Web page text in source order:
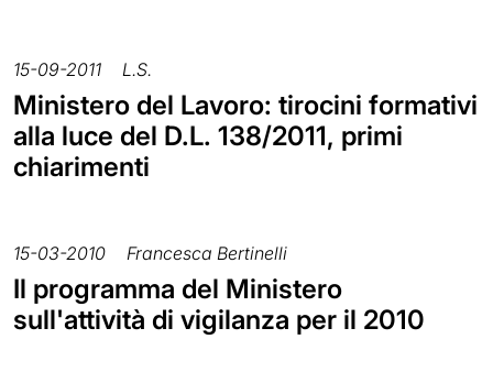
15-09-2011 L.S.
Ministero del Lavoro: tirocini formativi
alla luce del D.L. 138/2011, primi
chiarimenti
15-03-2010 Francesca Bertinelli
Il programma del Ministero
sull'attività di vigilanza per il 2010